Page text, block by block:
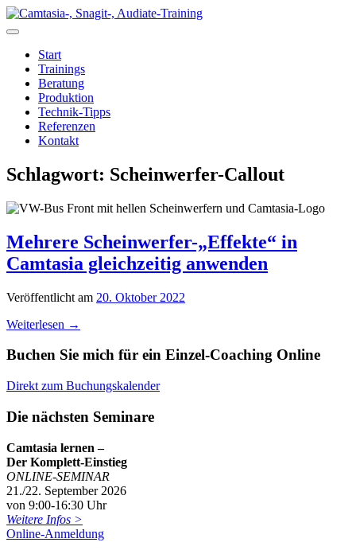
Zum
Inhalt
Start
Trainings
Beratung
Produktion
Technik-Tipps
Referenzen
Kontakt
Schlagwort: Scheinwerfer-Callout
Mehrere Scheinwerfer-„Effekte“ in
Camtasia gleichzeitig anwenden
Veröffentlicht am 20. Oktober 2022
Weiterlesen →
Buchen Sie mich für ein Einzel-Coaching Online
Direkt zum Buchungskalender
Die nächsten Seminare
Camtasia lernen –
Der Komplett-Einstieg
ONLINE-SEMINAR
21./22. September 2026
von 9:00-16:30 Uhr
Weitere Infos >
Online-Anmeldung